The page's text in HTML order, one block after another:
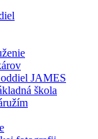
JAMES
škola